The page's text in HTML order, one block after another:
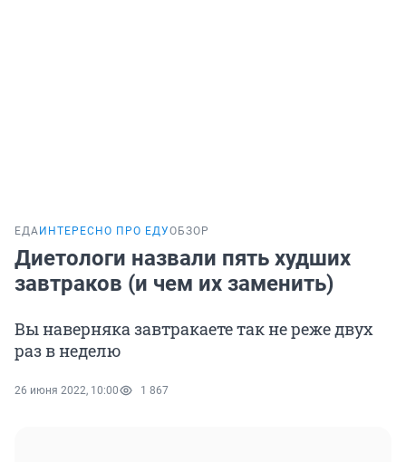
ЕДА ИНТЕРЕСНО ПРО ЕДУОБЗОР
Диетологи назвали пять худших
завтраков (и чем их заменить)
Вы наверняка завтракаете так не реже двух
раз в неделю
26 июня 2022, 10:00 1 867